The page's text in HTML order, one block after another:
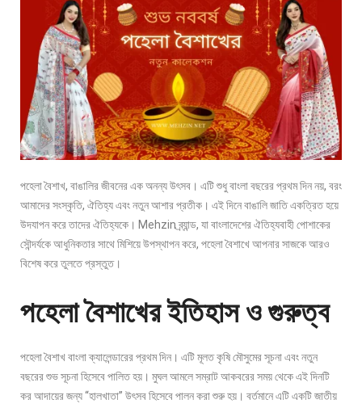
পহেলা বৈশাখ, বাঙালির জীবনের এক অনন্য উৎসব। এটি শুধু বাংলা বছরের প্রথম দিন নয়, বরং
আমাদের সংস্কৃতি, ঐতিহ্য এবং নতুন আশার প্রতীক। এই দিনে বাঙালি জাতি একত্রিত হয়ে
উদযাপন করে তাদের ঐতিহ্যকে। Mehzin ব্র্যান্ড, যা বাংলাদেশের ঐতিহ্যবাহী পোশাকের
সৌন্দর্যকে আধুনিকতার সাথে মিশিয়ে উপস্থাপন করে, পহেলা বৈশাখে আপনার সাজকে আরও
বিশেষ করে তুলতে প্রস্তুত।
পহেলা বৈশাখের ইতিহাস ও গুরুত্ব
পহেলা বৈশাখ বাংলা ক্যালেন্ডারের প্রথম দিন। এটি মূলত কৃষি মৌসুমের সূচনা এবং নতুন
বছরের শুভ সূচনা হিসেবে পালিত হয়। মুঘল আমলে সম্রাট আকবরের সময় থেকে এই দিনটি
কর আদায়ের জন্য “হালখাতা” উৎসব হিসেবে পালন করা শুরু হয়। বর্তমানে এটি একটি জাতীয়